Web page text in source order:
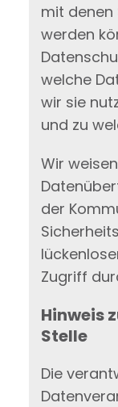
mit denen
werden
welche
wir sie
und zu
Wir
der
Zugriff
Hinweis
Stelle
Die